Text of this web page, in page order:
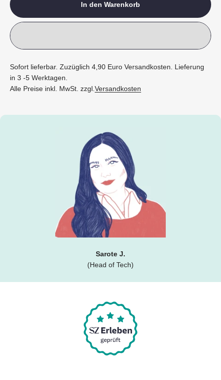
In den Warenkorb
Sofort lieferbar. Zuzüglich 4,90 Euro Versandkosten. Lieferung
in 3 -5 Werktagen.
Alle Preise inkl. MwSt. zzgl.Versandkosten
Sarote J.
(Head of Tech)